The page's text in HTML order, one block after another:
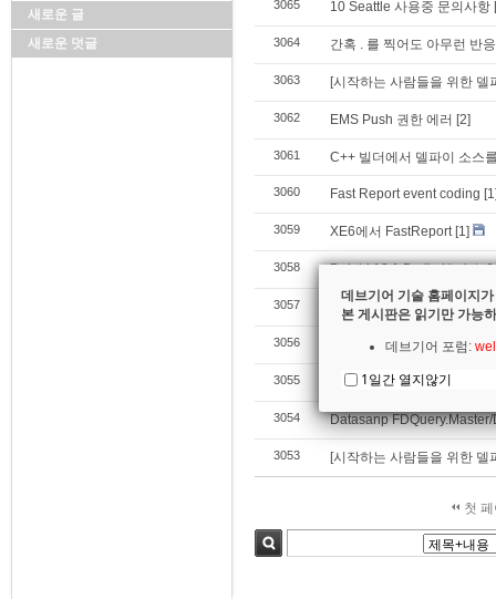
새로운 글
새로운 덧글
3065 10 Seattle 사용중 문의사항
3064 간혹 . 를 찍어도 아무런 반
3063 [시작하는 사람들을 위한
3062 EMS Push 권한 에러 [2]
3061 C++ 빌더에서 델파이 소스
3060 Fast Report event coding
3059 XE6에서 FastReport [1]
3058 Delphi 10.1 Berlin Update2
3057 [시작하는 사람들을 위한
3056 radsetver 10.2 ios 개발 인
3055 갑자기 GetIt연결이 안 됩니
3054 Datasanp
3053 [시작하는 사람들을 위한
첫
데브기어 기술 홈페이지
본 게시판은 읽기만 가능
데브기어 포럼:
1일간 열지않기